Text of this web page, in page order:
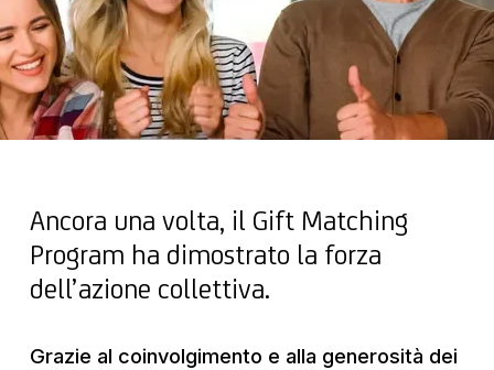
Ancora una volta, il Gift Matching
Program ha dimostrato la forza
dell’azione collettiva.
Grazie al coinvolgimento e alla generosità dei